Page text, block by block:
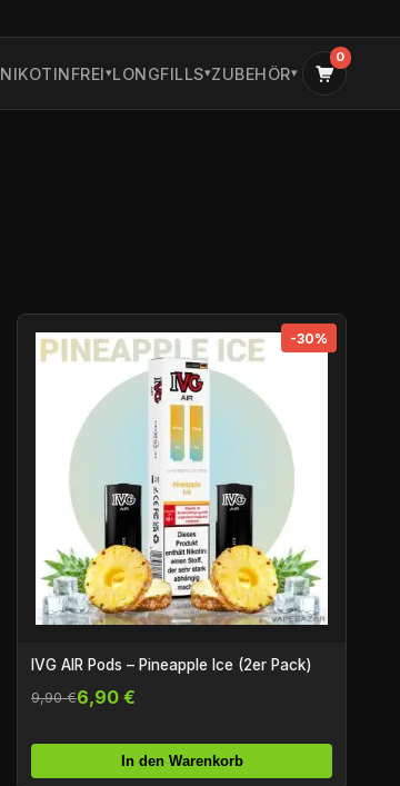
NIKOTINFREI LONGFILLS ZUBEHÖR
0
-30%
IVG AIR Pods – Pineapple Ice (2er Pack)
9,90 €6,90 €
In den Warenkorb